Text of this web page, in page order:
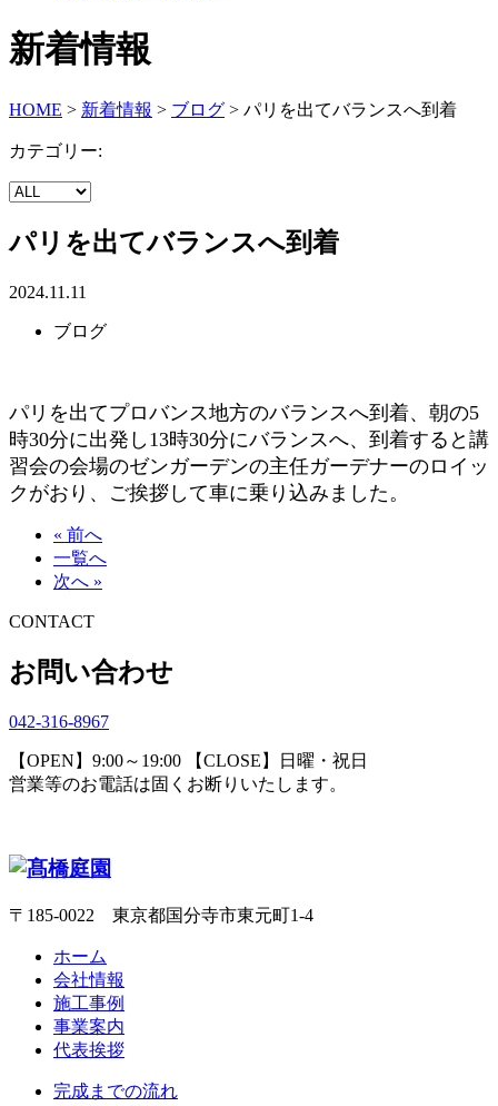
新着情報
HOME > 新着情報 > ブログ > パリを出てバランスへ到着
カテゴリー:
パリを出てバランスへ到着
2024.11.11
ブログ
パリを出てプロバンス地方のバランスへ到着、朝の5
時30分に出発し13時30分にバランスへ、到着すると講
習会の会場のゼンガーデンの主任ガーデナーのロイッ
クがおり、ご挨拶して車に乗り込みました。
« 前へ
一覧へ
次へ »
CONTACT
お問い合わせ
042-316-8967
【OPEN】9:00～19:00 【CLOSE】日曜・祝日
営業等のお電話は固くお断りいたします。
〒185-0022 東京都国分寺市東元町1-4
ホーム
会社情報
施工事例
事業案内
代表挨拶
完成までの流れ